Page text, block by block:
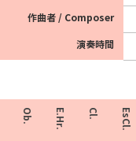
作曲者 / Composer
演奏時間
Ob. E.Hr. Cl. EsCl.